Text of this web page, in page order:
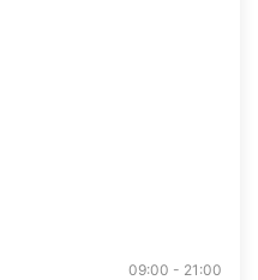
09:00 - 21:00